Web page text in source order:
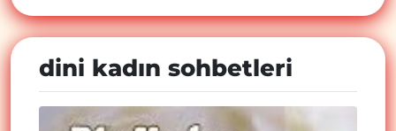
dini kadın sohbetleri